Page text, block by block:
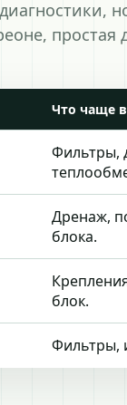
Что чаще
Фильтры,
Дренаж,
блока.
блок.
Фильтры,